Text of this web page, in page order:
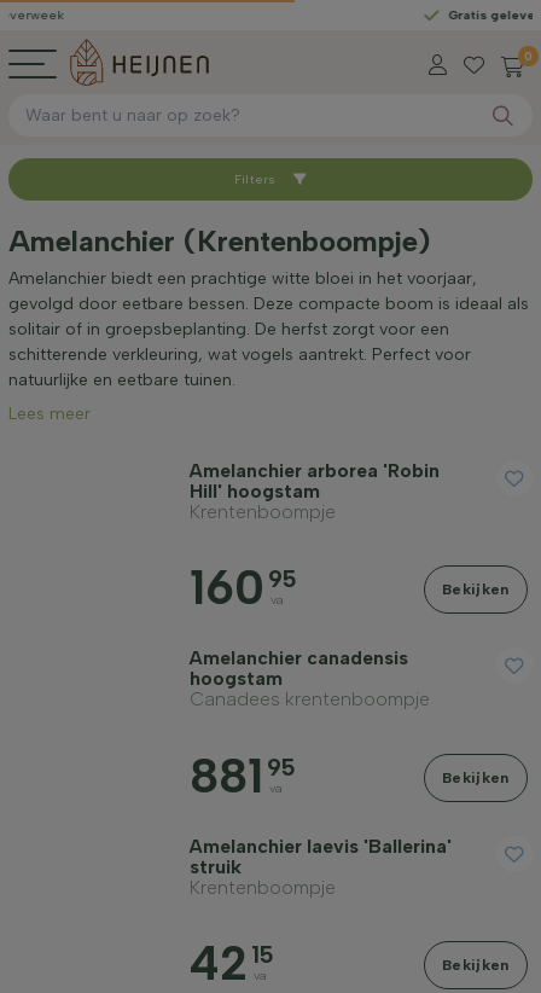
Gratis geleverdvanaf
0
Sorteer op
Beschikbaar
Worteltype
Hoogte bij levering (cm)
Volwassen hoogte (cm)
Filters
Amelanchier (Krentenboompje)
Amelanchier biedt een prachtige witte bloei in het voorjaar,
gevolgd door eetbare bessen. Deze compacte boom is ideaal als
solitair of in groepsbeplanting. De herfst zorgt voor een
schitterende verkleuring, wat vogels aantrekt. Perfect voor
natuurlijke en eetbare tuinen.
Lees meer
Amelanchier arborea 'Robin
Hill' hoogstam
Krentenboompje
160 95
va
Bekijken
Amelanchier canadensis
hoogstam
Canadees krentenboompje
881 95
va
Bekijken
Amelanchier laevis 'Ballerina'
struik
Krentenboompje
42 15
va
Bekijken